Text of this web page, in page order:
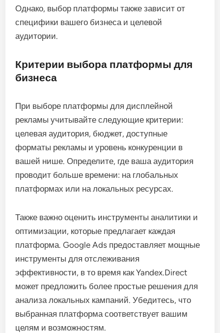
Однако, выбор платформы также зависит от
специфики вашего бизнеса и целевой
аудитории.
Критерии выбора платформы для
бизнеса
При выборе платформы для дисплейной
рекламы учитывайте следующие критерии:
целевая аудитория, бюджет, доступные
форматы рекламы и уровень конкуренции в
вашей нише. Определите, где ваша аудитория
проводит больше времени: на глобальных
платформах или на локальных ресурсах.
Также важно оценить инструменты аналитики и
оптимизации, которые предлагает каждая
платформа. Google Ads предоставляет мощные
инструменты для отслеживания
эффективности, в то время как Yandex.Direct
может предложить более простые решения для
анализа локальных кампаний. Убедитесь, что
выбранная платформа соответствует вашим
целям и возможностям.